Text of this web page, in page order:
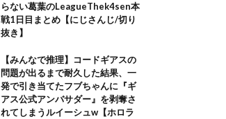
らない葛葉のLeagueThek4sen本
戦1日目まとめ【にじさんじ/切り
抜き】
【みんなで推理】コードギアスの
問題が出るまで耐久した結果、一
発で引き当てたフブちゃんに『ギ
アス公式アンバサダー』を剥奪さ
れてしまうルイーシュw【ホロラ